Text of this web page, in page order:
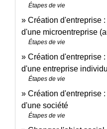
Étapes de vie
Création d'entreprise
d'une microentreprise
Étapes de vie
Création d'entreprise
d'une entreprise
Étapes de vie
Création d'entreprise
d'une société
Étapes de vie